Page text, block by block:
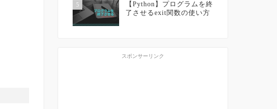
5
【Python】プログラムを終
了させるexit関数の使い方
スポンサーリンク